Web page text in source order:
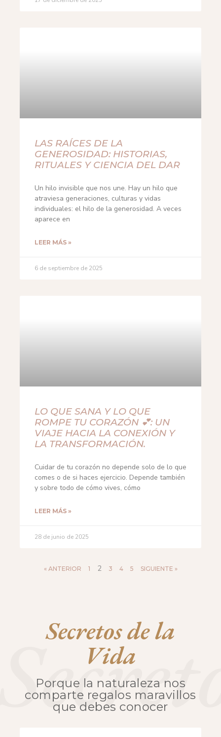
LAS RAÍCES DE LA
GENEROSIDAD: HISTORIAS,
RITUALES Y CIENCIA DEL DAR
Un hilo invisible que nos une. Hay un hilo que
atraviesa generaciones, culturas y vidas
individuales: el hilo de la generosidad. A veces
aparece en
LEER MÁS »
6 de septiembre de 2025
LO QUE SANA Y LO QUE
ROMPE TU CORAZÓN 💕: UN
VIAJE HACIA LA CONEXIÓN Y
LA TRANSFORMACIÓN.
Cuidar de tu corazón no depende solo de lo que
comes o de si haces ejercicio. Depende también
y sobre todo de cómo vives, cómo
LEER MÁS »
28 de junio de 2025
« ANTERIOR 1 2 3 4 5 SIGUIENTE »
Secretos de la
Vida
Porque la naturaleza nos
comparte regalos maravillos
que debes conocer